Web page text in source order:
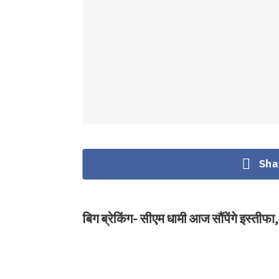
बिग ब्रेकिंग- सीएम धामी आज सौंपेंगे